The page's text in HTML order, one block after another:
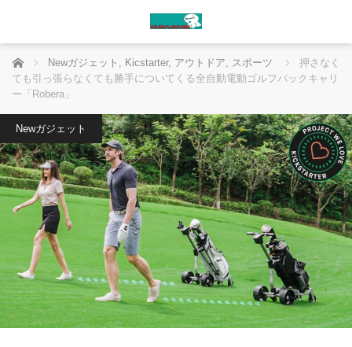
ホーム Newガジェット , Kicstarter, アウトドア, スポーツ
押さなく
ても引っ張らなくても勝手についてくる全自動電動ゴルフバックキャリ
ー「Robera」
Newガジェット